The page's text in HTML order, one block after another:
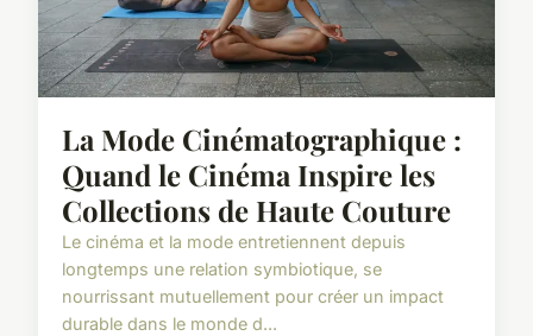
La Mode Cinématographique :
Quand le Cinéma Inspire les
Collections de Haute Couture
Le cinéma et la mode entretiennent depuis
longtemps une relation symbiotique, se
nourrissant mutuellement pour créer un impact
durable dans le monde d...